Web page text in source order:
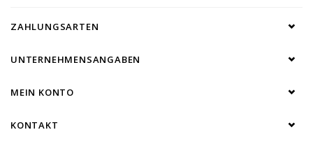
ZAHLUNGSARTEN
UNTERNEHMENSANGABEN
MEIN KONTO
KONTAKT